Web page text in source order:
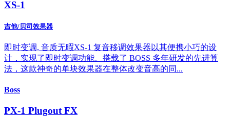
XS-1
吉他/贝司效果器
即时变调, 音质无暇XS-1 复音移调效果器以其便携小巧的设
计，实现了即时变调功能。搭载了 BOSS 多年研发的先进算
法，这款神奇的单块效果器在整体改变音高的同...
Boss
PX-1 Plugout FX